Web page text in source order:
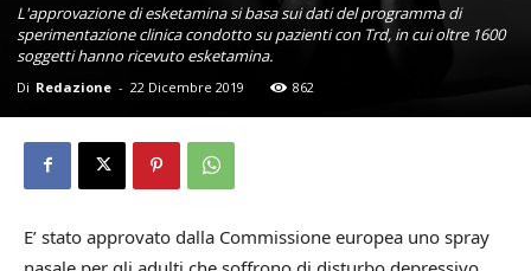
L'approvazione di esketamina si basa sui dati del programma di
sperimentazione clinica condotto su pazienti con Trd, in cui oltre 1600
soggetti hanno ricevuto esketamina.
Di Redazione - 22 Dicembre 2019 862
E’ stato approvato dalla Commissione europea uno spray